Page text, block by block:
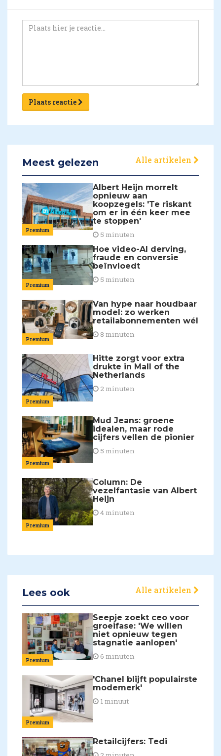
Plaats reactie
Meest gelezen Alle artikelen
Premium
Albert Heijn morrelt
opnieuw aan
koopzegels: 'Te riskant
om er in één keer mee
te stoppen'
5 minuten
Premium
Hoe video-AI derving,
fraude en conversie
beïnvloedt
5 minuten
Premium
Van hype naar houdbaar
model: zo werken
retailabonnementen wél
8 minuten
Premium
Hitte zorgt voor extra
drukte in Mall of the
Netherlands
2 minuten
Premium
Mud Jeans: groene
idealen, maar rode
cijfers vellen de pionier
5 minuten
Premium
Column: De
vezelfantasie van Albert
Heijn
4 minuten
Lees ook Alle artikelen
Premium
Seepje zoekt ceo voor
groeifase: 'We willen
niet opnieuw tegen
stagnatie aanlopen'
6 minuten
Premium
'Chanel blijft populairste
modemerk'
1 minuut
Retailcijfers: Tedi